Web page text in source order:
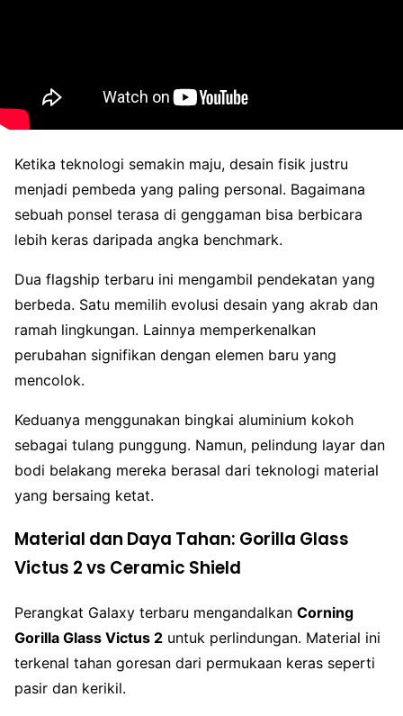
Ketika teknologi semakin maju, desain fisik justru
menjadi pembeda yang paling personal. Bagaimana
sebuah ponsel terasa di genggaman bisa berbicara
lebih keras daripada angka benchmark.
Dua flagship terbaru ini mengambil pendekatan yang
berbeda. Satu memilih evolusi desain yang akrab dan
ramah lingkungan. Lainnya memperkenalkan
perubahan signifikan dengan elemen baru yang
mencolok.
Keduanya menggunakan bingkai aluminium kokoh
sebagai tulang punggung. Namun, pelindung layar dan
bodi belakang mereka berasal dari teknologi material
yang bersaing ketat.
Material dan Daya Tahan: Gorilla Glass
Victus 2 vs Ceramic Shield
Perangkat Galaxy terbaru mengandalkan Corning
Gorilla Glass Victus 2 untuk perlindungan. Material ini
terkenal tahan goresan dari permukaan keras seperti
pasir dan kerikil.